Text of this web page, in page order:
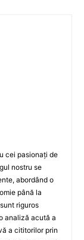
cei pasionați de
nostru se
abordând o
până la
riguros
analiză acută a
a cititorilor prin